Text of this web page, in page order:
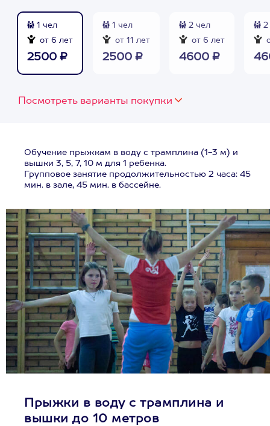
1 чел
от 6 лет
2500 ₽
1 чел
от 11 лет
2500 ₽
2 чел
от 6 лет
4600 ₽
2
Посмотреть варианты покупки
Обучение прыжкам в воду с трамплина (1-3 м) и
вышки 3, 5, 7, 10 м для 1 ребенка.
Групповое занятие продолжительностью 2 часа: 45
мин. в зале, 45 мин. в бассейне.
Прыжки в воду с трамплина и
вышки до 10 метров